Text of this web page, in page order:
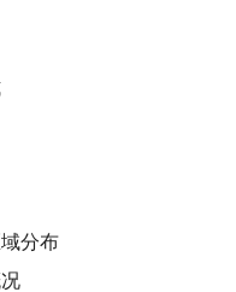
分布